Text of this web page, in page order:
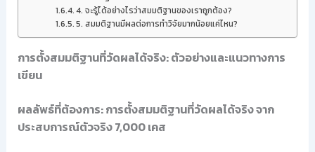
4. จะรู้ได้อย่างไรว่าสมมติฐานของเราถูกต้อง?
5. สมมติฐานมีผลต่อการทำวิจัยมากน้อยแค่ไหน?
การตั้งสมมติฐานที่วัดผลได้จริง: ตัวอย่างและแนวทางการ
เขียน
ผลลัพธ์ที่ต้องการ: การตั้งสมมติฐานที่วัดผลได้จริง จาก
ประสบการณ์ตัวจริง 7,000 เคส